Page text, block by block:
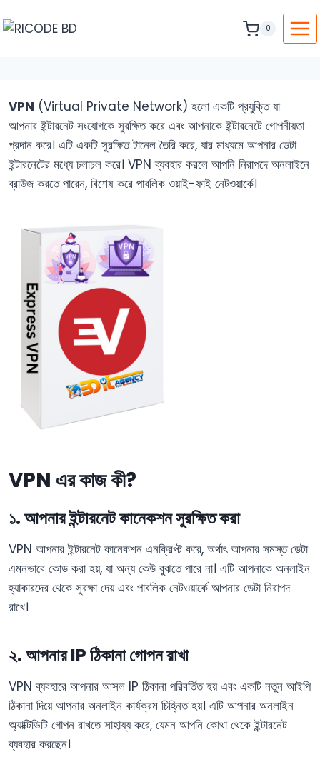
0
VPN (Virtual Private Network) হলো একটি প্রযুক্তি যা
আপনার ইন্টারনেট সংযোগকে সুরক্ষিত করে এবং আপনাকে ইন্টারনেটে গোপনীয়তা
প্রদান করে। এটি একটি সুরক্ষিত টানেল তৈরি করে, যার মাধ্যমে আপনার ডেটা
ইন্টারনেটের মধ্যে চলাচল করে। VPN ব্যবহার করলে আপনি নিরাপদে অনলাইনে
ব্রাউজ করতে পারেন, বিশেষ করে পাবলিক ওয়াই-ফাই নেটওয়ার্কে।
VPN এর কাজ কী?
১. আপনার ইন্টারনেট কানেকশন সুরক্ষিত করা
VPN আপনার ইন্টারনেট কানেকশন এনক্রিপ্ট করে, অর্থাৎ আপনার সমস্ত ডেটা
এমনভাবে কোড করা হয়, যা অন্য কেউ বুঝতে পারে না। এটি আপনাকে অনলাইন
হ্যাকারদের থেকে সুরক্ষা দেয় এবং পাবলিক নেটওয়ার্কে আপনার ডেটা নিরাপদ
রাখে।
২. আপনার IP ঠিকানা গোপন রাখা
VPN ব্যবহারে আপনার আসল IP ঠিকানা পরিবর্তিত হয় এবং একটি নতুন আইপি
ঠিকানা দিয়ে আপনার অনলাইন কার্যক্রম চিহ্নিত হয়। এটি আপনার অনলাইন
অ্যাক্টিভিটি গোপন রাখতে সাহায্য করে, যেমন আপনি কোথা থেকে ইন্টারনেট
ব্যবহার করছেন।